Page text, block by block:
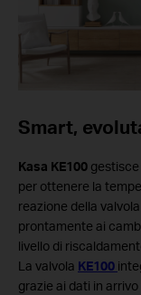
Smart,
Kasa KE100
per ottenere la
reazione della
prontamente ai
livello di
La valvola KE100
grazie ai dati in arrivo